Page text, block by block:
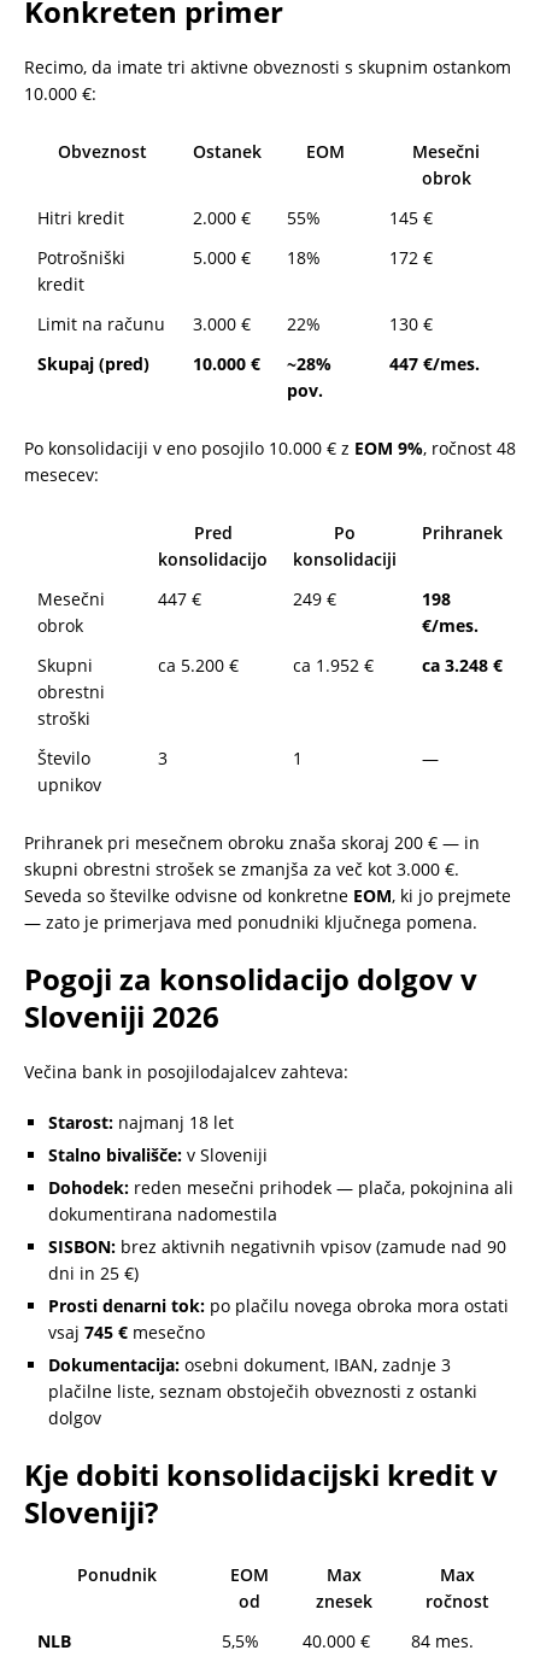
Konkreten primer
Recimo, da imate tri aktivne obveznosti s skupnim ostankom
10.000 €:
Obveznost Ostanek EOM
Mesečni
obrok
Hitri kredit
2.000 € 55%
145 €
Potrošniški
kredit
5.000 € 18% 172 €
Limit na računu 3.000 € 22%
130 €
Skupaj (pred)
10.000 €
~28%
pov.
447 €/mes.
Po konsolidaciji v eno posojilo 10.000 € z EOM 9%, ročnost 48
mesecev:
Pred
konsolidacijo
Po
konsolidaciji
Prihranek
Mesečni
obrok
447 € 249 €
198
€/mes.
Skupni
obrestni
stroški
ca 5.200 € ca 1.952 € ca 3.248 €
Število
upnikov
3 1 —
Prihranek pri mesečnem obroku znaša skoraj 200 € — in
skupni obrestni strošek se zmanjša za več kot 3.000 €.
Seveda so številke odvisne od konkretne EOM, ki jo prejmete
— zato je primerjava med ponudniki ključnega pomena.
Pogoji za konsolidacijo dolgov v
Sloveniji 2026
Večina bank in posojilodajalcev zahteva:
Starost: najmanj 18 let
Stalno bivališče: v Sloveniji
Dohodek: reden mesečni prihodek — plača, pokojnina ali
dokumentirana nadomestila
SISBON: brez aktivnih negativnih vpisov (zamude nad 90
dni in 25 €)
Prosti denarni tok: po plačilu novega obroka mora ostati
vsaj 745 € mesečno
Dokumentacija: osebni dokument, IBAN, zadnje 3
plačilne liste, seznam obstoječih obveznosti z ostanki
dolgov
Kje dobiti konsolidacijski kredit v
Sloveniji?
Ponudnik
EOM
od
Max
znesek
Max
ročnost
NLB
5,5% 40.000 € 84 mes.